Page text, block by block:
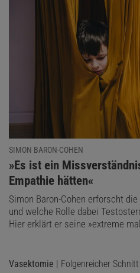
SIMON BARON-COHEN
:
»Es ist ein
Empathie hätten«
Simon Baron-Cohen erforscht
und welche Rolle dabei
Hier erklärt er seine »extreme
Vasektomie | Folgenreicher